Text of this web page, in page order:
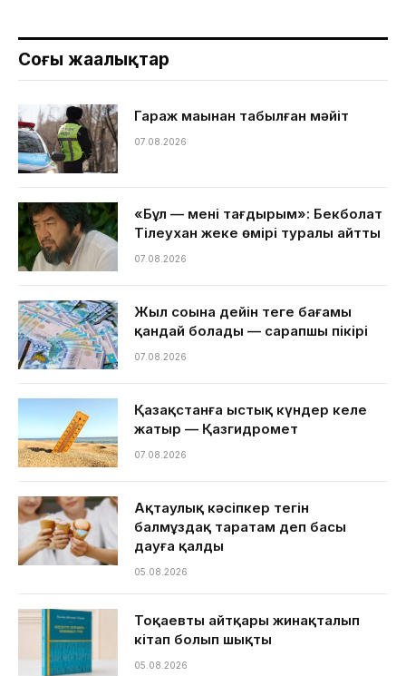
Соңғы жаңалықтар
Гараж маңынан табылған мәйіт
07.08.2026
«Бұл — менің тағдырым»: Бекболат
Тілеухан жеке өмірі туралы айтты
07.08.2026
Жыл соңына дейін теңге бағамы
қандай болады — сарапшы пікірі
07.08.2026
Қазақстанға ыстық күндер келе
жатыр — Қазгидромет
07.08.2026
Ақтаулық кәсіпкер тегін
балмұздақ таратам деп басы
дауға қалды
05.08.2026
Тоқаевтың айтқары жинақталып
кітап болып шықты
05.08.2026